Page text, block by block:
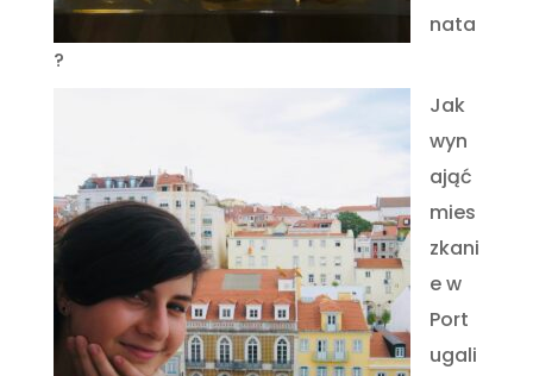
nata
?
Jak
wyn
ająć
mies
zkani
e w
Port
ugali